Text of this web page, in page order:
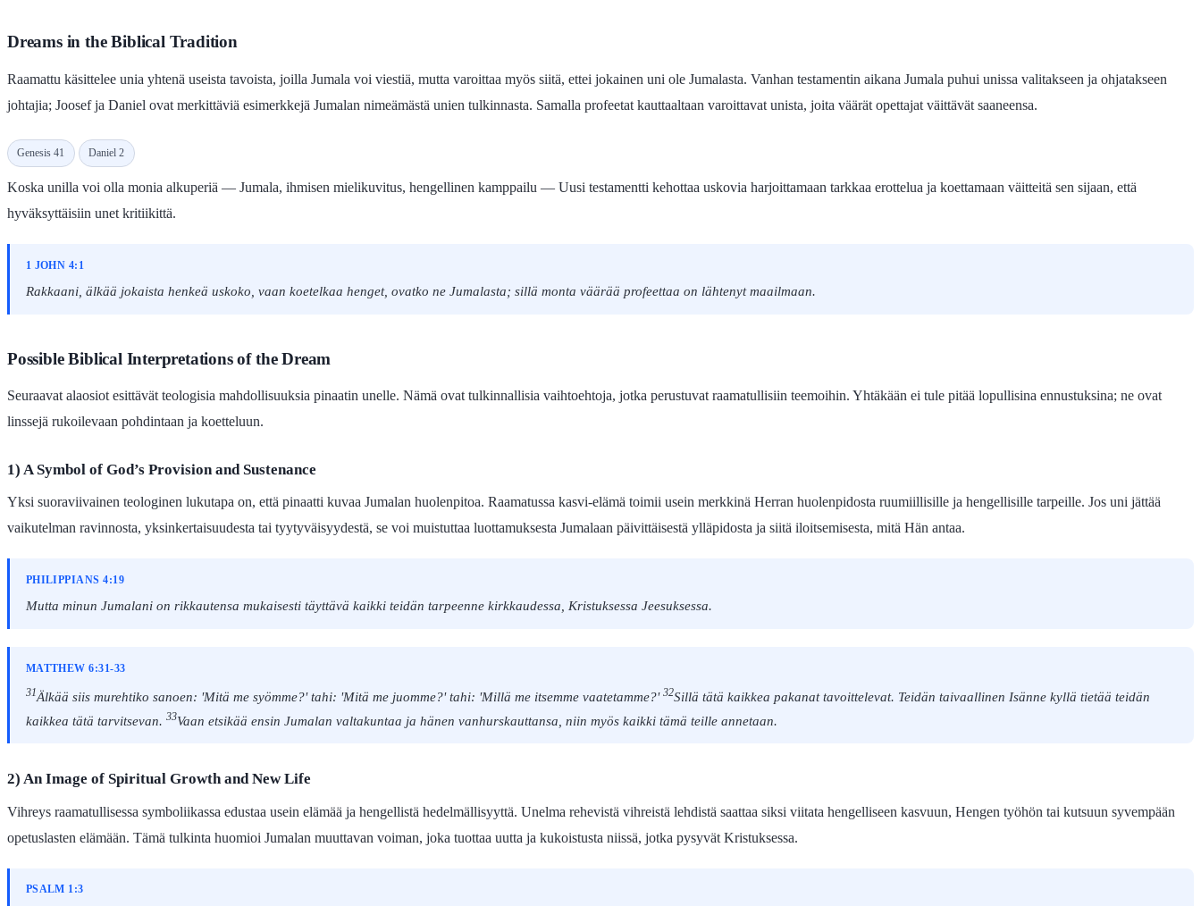
Dreams in the Biblical Tradition
Raamattu käsittelee unia yhtenä useista tavoista, joilla Jumala voi viestiä, mutta varoittaa myös siitä, ettei jokainen uni ole Jumalasta. Vanhan testamentin aikana Jumala puhui unissa valitakseen ja ohjatakseen
johtajia; Joosef ja Daniel ovat merkittäviä esimerkkejä Jumalan nimeämästä unien tulkinnasta. Samalla profeetat kauttaaltaan varoittavat unista, joita väärät opettajat väittävät saaneensa.
Genesis 41 Daniel 2
Koska unilla voi olla monia alkuperiä — Jumala, ihmisen mielikuvitus, hengellinen kamppailu — Uusi testamentti kehottaa uskovia harjoittamaan tarkkaa erottelua ja koettamaan väitteitä sen sijaan, että
hyväksyttäisiin unet kritiikittä.
1 JOHN 4:1
Rakkaani, älkää jokaista henkeä uskoko, vaan koetelkaa henget, ovatko ne Jumalasta; sillä monta väärää profeettaa on lähtenyt maailmaan.
Possible Biblical Interpretations of the Dream
Seuraavat alaosiot esittävät teologisia mahdollisuuksia pinaatin unelle. Nämä ovat tulkinnallisia vaihtoehtoja, jotka perustuvat raamatullisiin teemoihin. Yhtäkään ei tule pitää lopullisina ennustuksina; ne ovat
linssejä rukoilevaan pohdintaan ja koetteluun.
1) A Symbol of God’s Provision and Sustenance
Yksi suoraviivainen teologinen lukutapa on, että pinaatti kuvaa Jumalan huolenpitoa. Raamatussa kasvi-elämä toimii usein merkkinä Herran huolenpidosta ruumiillisille ja hengellisille tarpeille. Jos uni jättää
vaikutelman ravinnosta, yksinkertaisuudesta tai tyytyväisyydestä, se voi muistuttaa luottamuksesta Jumalaan päivittäisestä ylläpidosta ja siitä iloitsemisesta, mitä Hän antaa.
PHILIPPIANS 4:19
Mutta minun Jumalani on rikkautensa mukaisesti täyttävä kaikki teidän tarpeenne kirkkaudessa, Kristuksessa Jeesuksessa.
MATTHEW 6:31-33
31Älkää siis murehtiko sanoen: 'Mitä me syömme?' tahi: 'Mitä me juomme?' tahi: 'Millä me itsemme vaatetamme?' 32Sillä tätä kaikkea pakanat tavoittelevat. Teidän taivaallinen Isänne kyllä tietää teidän
kaikkea tätä tarvitsevan. 33Vaan etsikää ensin Jumalan valtakuntaa ja hänen vanhurskauttansa, niin myös kaikki tämä teille annetaan.
2) An Image of Spiritual Growth and New Life
Vihreys raamatullisessa symboliikassa edustaa usein elämää ja hengellistä hedelmällisyyttä. Unelma rehevistä vihreistä lehdistä saattaa siksi viitata hengelliseen kasvuun, Hengen työhön tai kutsuun syvempään
opetuslasten elämään. Tämä tulkinta huomioi Jumalan muuttavan voiman, joka tuottaa uutta ja kukoistusta niissä, jotka pysyvät Kristuksessa.
PSALM 1:3